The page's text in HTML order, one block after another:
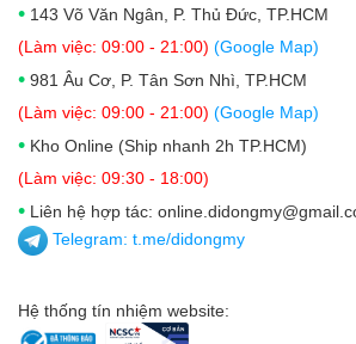
• 143 Võ Văn Ngân, P. Thủ Đức, TP.HCM
(Làm việc: 09:00 - 21:00) (Google Map)
• 981 Âu Cơ, P. Tân Sơn Nhì, TP.HCM
(Làm việc: 09:00 - 21:00) (Google Map)
• Kho Online (Ship nhanh 2h TP.HCM)
(Làm việc: 09:30 - 18:00)
• Liên hệ hợp tác:
Telegram: t.me/didongmy
Hệ thống tín nhiệm website: